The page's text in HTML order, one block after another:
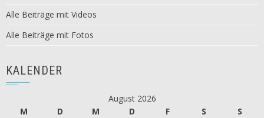
Alle Beiträge mit Videos
Alle Beiträge mit Fotos
KALENDER
August 2026
M
D M D F S
S